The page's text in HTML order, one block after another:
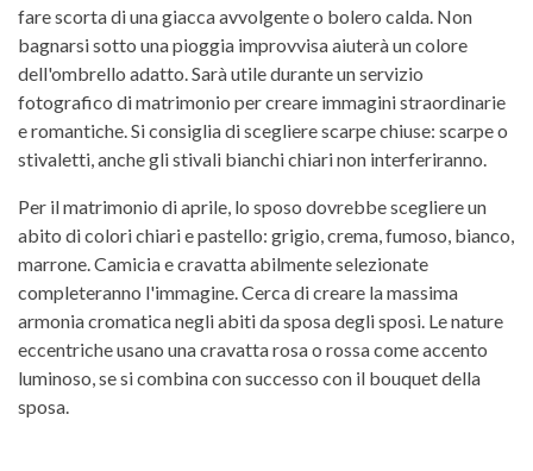
fare scorta di una giacca avvolgente o bolero calda. Non
bagnarsi sotto una pioggia improvvisa aiuterà un colore
dell'ombrello adatto. Sarà utile durante un servizio
fotografico di matrimonio per creare immagini straordinarie
e romantiche. Si consiglia di scegliere scarpe chiuse: scarpe o
stivaletti, anche gli stivali bianchi chiari non interferiranno.
Per il matrimonio di aprile, lo sposo dovrebbe scegliere un
abito di colori chiari e pastello: grigio, crema, fumoso, bianco,
marrone. Camicia e cravatta abilmente selezionate
completeranno l'immagine. Cerca di creare la massima
armonia cromatica negli abiti da sposa degli sposi. Le nature
eccentriche usano una cravatta rosa o rossa come accento
luminoso, se si combina con successo con il bouquet della
sposa.